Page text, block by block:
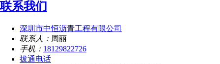
联系我们
深圳市中恒沥青工程有限公司
联系人： 周丽
手机： 18129822726
拔通电话